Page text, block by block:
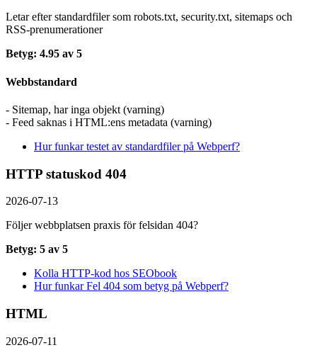
Letar efter standardfiler som robots.txt, security.txt, sitemaps och
RSS-prenumerationer
Betyg: 4.95 av 5
Webbstandard
- Sitemap, har inga objekt (varning)
- Feed saknas i HTML:ens metadata (varning)
Hur funkar testet av standardfiler på Webperf?
HTTP statuskod 404
2026-07-13
Följer webbplatsen praxis för felsidan 404?
Betyg: 5 av 5
Kolla HTTP-kod hos SEObook
Hur funkar Fel 404 som betyg på Webperf?
HTML
2026-07-11